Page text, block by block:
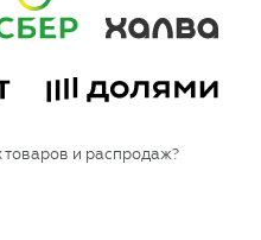
товаров и распродаж?